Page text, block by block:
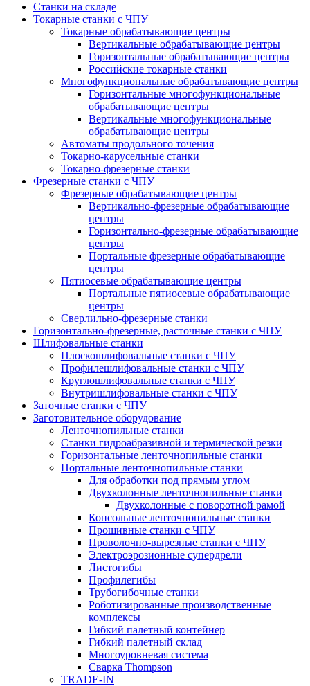
Станки на складе
Токарные станки с ЧПУ
Токарные обрабатывающие центры
Вертикальные обрабатывающие центры
Горизонтальные обрабатывающие центры
Российские токарные станки
Многофункциональные обрабатывающие центры
Горизонтальные многофункциональные
обрабатывающие центры
Вертикальные многофункциональные
обрабатывающие центры
Автоматы продольного точения
Токарно-карусельные станки
Токарно-фрезерные станки
Фрезерные станки с ЧПУ
Фрезерные обрабатывающие центры
Вертикально-фрезерные обрабатывающие
центры
Горизонтально-фрезерные обрабатывающие
центры
Портальные фрезерные обрабатывающие
центры
Пятиосевые обрабатывающие центры
Портальные пятиосевые обрабатывающие
центры
Сверлильно-фрезерные станки
Горизонтально-фрезерные, расточные станки с ЧПУ
Шлифовальные станки
Плоскошлифовальные станки с ЧПУ
Профилешлифовальные станки с ЧПУ
Круглошлифовальные станки с ЧПУ
Внутришлифовальные станки с ЧПУ
Заточные станки с ЧПУ
Заготовительное оборудование
Ленточнопильные станки
Станки гидроабразивной и термической резки
Горизонтальные ленточнопильные станки
Портальные ленточнопильные станки
Для обработки под прямым углом
Двухколонные ленточнопильные станки
Двухколонные с поворотной рамой
Консольные ленточнопильные станки
Прошивные станки с ЧПУ
Проволочно-вырезные станки с ЧПУ
Электроэрозионные супердрели
Листогибы
Профилегибы
Трубогибочные станки
Роботизированные производственные
комплексы
Гибкий палетный контейнер
Гибкий палетный склад
Многоуровневая система
Сварка Thompson
TRADE-IN